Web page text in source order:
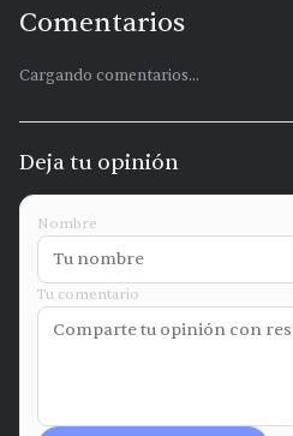
Comentarios
Cargando comentarios...
Deja tu opinión
Nombre
Tu comentario